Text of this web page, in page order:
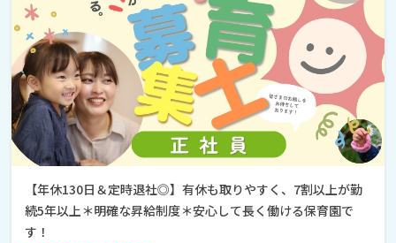
【年休130日＆定時退社◎】有休も取りやすく、7割以上が勤
続5年以上＊明確な昇給制度＊安心して長く働ける保育園で
す！